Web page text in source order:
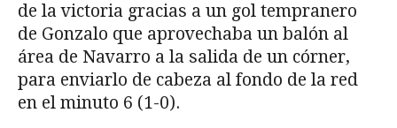
de la victoria gracias a un gol tempranero
de Gonzalo que aprovechaba un balón al
área de Navarro a la salida de un córner,
para enviarlo de cabeza al fondo de la red
en el minuto 6 (1-0).